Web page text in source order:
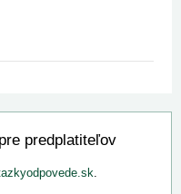
predplatiteľov
.